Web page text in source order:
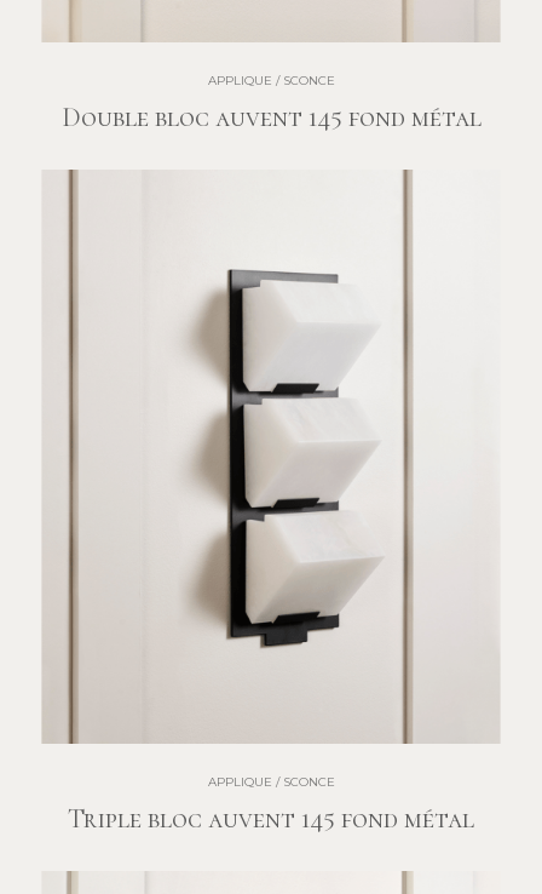
APPLIQUE / SCONCE
Double bloc auvent 145 fond métal
APPLIQUE / SCONCE
Triple bloc auvent 145 fond métal